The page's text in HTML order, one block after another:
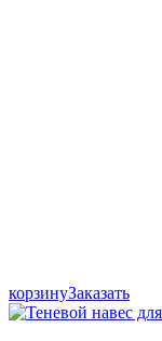
корзинуЗаказать